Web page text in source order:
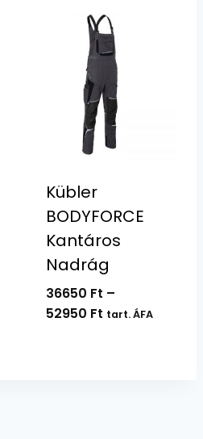
Kübler
BODYFORCE
Kantáros
Nadrág
36650 Ft –
52950 FtÁrtartomány:
tart. ÁFA